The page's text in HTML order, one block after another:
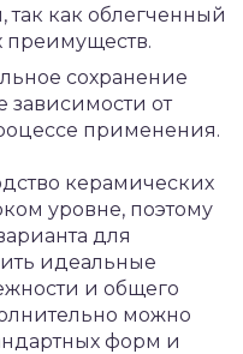
так как облегченный
преимуществ.
сохранение
зависимости от
применения.
керамических
уровне, поэтому
для
идеальные
и общего
можно
форм и